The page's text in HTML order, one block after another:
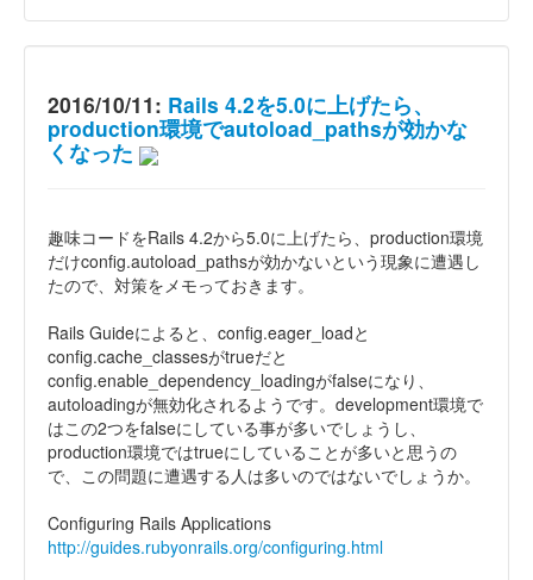
2016/10/11: Rails 4.2を5.0に上げたら、
production環境でautoload_pathsが効かな
くなった
趣味コードをRails 4.2から5.0に上げたら、production環境
だけconfig.autoload_pathsが効かないという現象に遭遇し
たので、対策をメモっておきます。
Rails Guideによると、config.eager_loadと
config.cache_classesがtrueだと
config.enable_dependency_loadingがfalseになり、
autoloadingが無効化されるようです。development環境で
はこの2つをfalseにしている事が多いでしょうし、
production環境ではtrueにしていることが多いと思うの
で、この問題に遭遇する人は多いのではないでしょうか。
Configuring Rails Applications
http://guides.rubyonrails.org/configuring.html